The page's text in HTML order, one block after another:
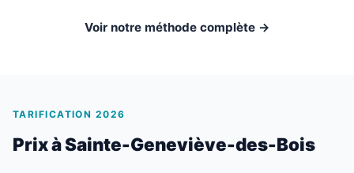
Voir notre méthode complète →
TARIFICATION 2026
Prix à Sainte-Geneviève-des-Bois